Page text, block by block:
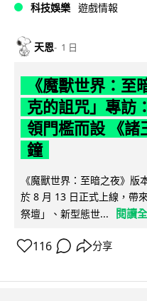
科技娛樂 遊戲情報
天恩 1 日
《魔獸世界：至
克的詛咒」專訪
領門檻而設 《諸
鐘
《魔獸世界：至暗之夜》
於 8 月 13 日正式上線，帶
祭壇」、新型態世...
閱讀
116 分享